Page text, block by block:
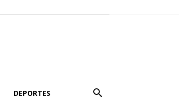
DEPORTES